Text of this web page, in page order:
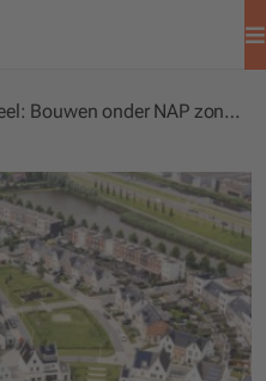
BOSActueel: Bouwen onder NAP zonder natte voeten, hoe dan?!